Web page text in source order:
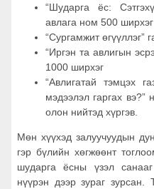
“Шударга ёс:
авлага ном 500 ширхэг
“Сургамжит өгүүллэг”
“Иргэн та авлигын
1000 ширхэг
“Авлигатай тэмцэх
мэдээлэл гаргах вэ?”
олон нийтэд хүргэв.
Мөн хүүхэд залуучуудын
гэр бүлийн хөгжөөнт
шударга ёсны үзэл санааг
нүүрэн дээр зураг зурсан.